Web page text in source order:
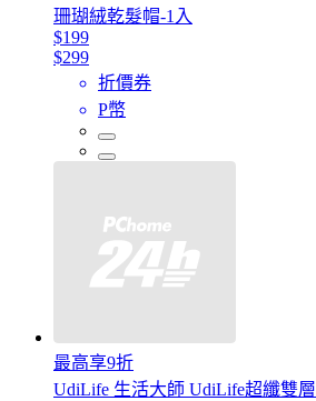
珊瑚絨乾髮帽-1入
$199
$299
折價券
P幣
最高享9折
UdiLife 生活大師 UdiLife超纖雙